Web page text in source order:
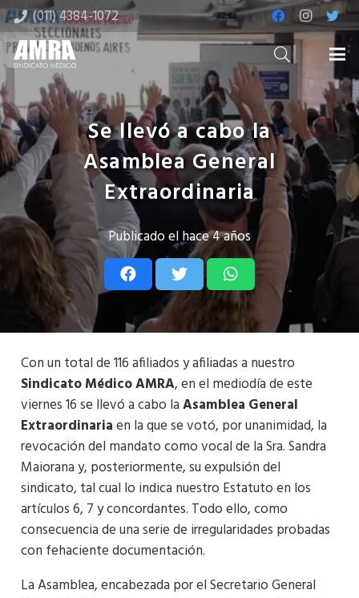
(011) 4384-1072
Se llevó a cabo la
Asamblea General
Extraordinaria
Publicado elhace 4 años
Con un total de 116 afiliados y afiliadas a nuestro
Sindicato Médico AMRA, en el mediodía de este
viernes 16 se llevó a cabo laAsamblea General
Extraordinariaen la que se votó, por unanimidad, la
revocación del mandato como vocal de la Sra. Sandra
Maiorana y, posteriormente, su expulsión del
sindicato, tal cual lo indica nuestro Estatuto en los
artículos 6, 7 y concordantes. Todo ello, como
consecuencia de una serie de irregularidades probadas
con fehaciente documentación.
La Asamblea, encabezada por el Secretario General